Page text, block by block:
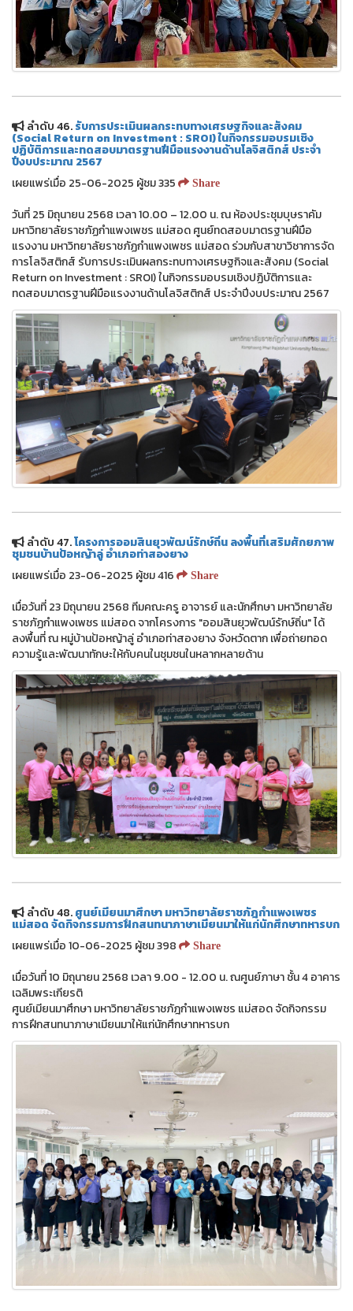
ลำดับ 46.รับการประเมินผลกระทบทางเศรษฐกิจและสังคม
(Social Return on Investment : SROI) ในกิจกรรมอบรมเชิง
ปฏิบัติการและทดสอบมาตรฐานฝีมือแรงงานด้านโลจิสติกส์ ประจำ
ปีงบประมาณ 2567
เผยแพร่เมื่อ 25-06-2025 ผู้ชม 335
Share
วันที่ 25 มิถุนายน 2568 เวลา 10.00 – 12.00 น. ณ ห้องประชุมบุษราคัม
มหาวิทยาลัยราชภัฏกำแพงเพชร แม่สอด ศูนย์ทดสอบมาตรฐานฝีมือ
แรงงาน มหาวิทยาลัยราชภัฏกำแพงเพชร แม่สอด ร่วมกับสาขาวิชาการจัด
การโลจิสติกส์ รับการประเมินผลกระทบทางเศรษฐกิจและสังคม (Social
Return on Investment : SROI) ในกิจกรรมอบรมเชิงปฏิบัติการและ
ทดสอบมาตรฐานฝีมือแรงงานด้านโลจิสติกส์ ประจำปีงบประมาณ 2567
ลำดับ 47.โครงการออมสินยุวพัฒน์รักษ์ถิ่น ลงพื้นที่เสริมศักยภาพ
ชุมชนบ้านป้อหญ้าลู่ อำเภอท่าสองยาง
เผยแพร่เมื่อ 23-06-2025 ผู้ชม 416
Share
เมื่อวันที่ 23 มิถุนายน 2568 ทีมคณะครู อาจารย์ และนักศึกษา มหาวิทยาลัย
ราชภัฏกำแพงเพชร แม่สอด จากโครงการ "ออมสินยุวพัฒน์รักษ์ถิ่น" ได้
ลงพื้นที่ ณ หมู่บ้านป้อหญ้าลู่ อำเภอท่าสองยาง จังหวัดตาก เพื่อถ่ายทอด
ความรู้และพัฒนาทักษะให้กับคนในชุมชนในหลากหลายด้าน
ลำดับ 48.ศูนย์เมียนมาศึกษา มหาวิทยาลัยราชภัฎกำแพงเพชร
แม่สอด จัดกิจกรรมการฝึกสนทนาภาษาเมียนมาให้แก่นักศึกษาทหารบก
เผยแพร่เมื่อ 10-06-2025 ผู้ชม 398
Share
เมื่อวันที่ 10 มิถุนายน 2568 เวลา 9.00 - 12.00 น. ณศูนย์ภาษา ชั้น 4 อาคาร
เฉลิมพระเกียรติ
ศูนย์เมียนมาศึกษา มหาวิทยาลัยราชภัฎกำแพงเพชร แม่สอด จัดกิจกรรม
การฝึกสนทนาภาษาเมียนมาให้แก่นักศึกษาทหารบก